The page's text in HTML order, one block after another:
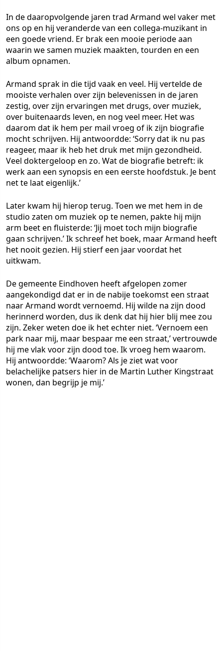
In de daaropvolgende jaren trad Armand wel vaker met
ons op en hij veranderde van een collega-muzikant in
een goede vriend. Er brak een mooie periode aan
waarin we samen muziek maakten, tourden en een
album opnamen.
Armand sprak in die tijd vaak en veel. Hij vertelde de
mooiste verhalen over zijn belevenissen in de jaren
zestig, over zijn ervaringen met drugs, over muziek,
over buitenaards leven, en nog veel meer. Het was
daarom dat ik hem per mail vroeg of ik zijn biografie
mocht schrijven. Hij antwoordde: ‘Sorry dat ik nu pas
reageer, maar ik heb het druk met mijn gezondheid.
Veel doktergeloop en zo. Wat de biografie betreft: ik
werk aan een synopsis en een eerste hoofdstuk. Je bent
net te laat eigenlijk.’
Later kwam hij hierop terug. Toen we met hem in de
studio zaten om muziek op te nemen, pakte hij mijn
arm beet en fluisterde: ‘Jij moet toch mijn biografie
gaan schrijven.’ Ik schreef het boek, maar Armand heeft
het nooit gezien. Hij stierf een jaar voordat het
uitkwam.
De gemeente Eindhoven heeft afgelopen zomer
aangekondigd dat er in de nabije toekomst een straat
naar Armand wordt vernoemd. Hij wilde na zijn dood
herinnerd worden, dus ik denk dat hij hier blij mee zou
zijn. Zeker weten doe ik het echter niet. ‘Vernoem een
park naar mij, maar bespaar me een straat,’ vertrouwde
hij me vlak voor zijn dood toe. Ik vroeg hem waarom.
Hij antwoordde: ‘Waarom? Als je ziet wat voor
belachelijke patsers hier in de Martin Luther Kingstraat
wonen, dan begrijp je mij.’